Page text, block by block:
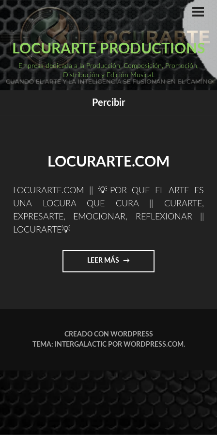
Saltar
al
contenido
LOCURARTE PRODUCTIONS
Empresa dedicada a la Producción, Composición, Promoción,
Distribución y Edición Musical.
Percibir
LOCURARTE.COM
LOCURARTE.COM || 💡POR QUE EL ARTE ES
UNA LOCURA QUE CURA || CURARTE,
EXPRESARTE, EMOCIONAR, REFLEXIONAR ||
LOCURARTE💡
LEER MÁS "LOCURARTE.COM"
CREADO CON WORDPRESS
TEMA: INTERGALACTIC POR WORDPRESS.COM.